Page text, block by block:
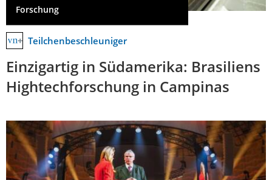
Forschung
Teilchenbeschleuniger
Einzigartig in Südamerika: Brasiliens
Hightechforschung in Campinas